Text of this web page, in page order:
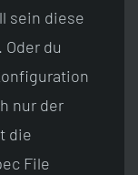
sein diese
du
nur der
die
File